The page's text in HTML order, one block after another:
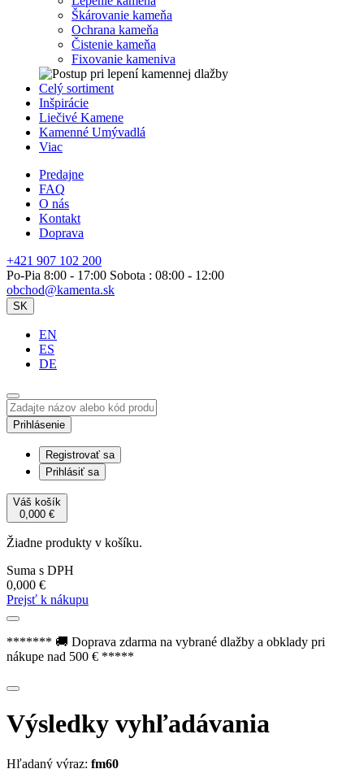
Škárovanie kameňa
Ochrana kameňa
Čistenie kameňa
Fixovanie kameniva
Celý sortiment
Inšpirácie
Liečivé Kamene
Kamenné Umývadlá
Viac
Predajne
FAQ
O nás
Kontakt
Doprava
+421 907 102 200
Po-Pia 8:00 - 17:00 Sobota : 08:00 - 12:00
obchod@kamenta.sk
SK
EN
ES
DE
Prihlásenie
Registrovať sa
Prihlásiť sa
Váš košík
0,000 €
Žiadne produkty v košíku.
Suma s DPH
0,000 €
Prejsť k nákupu
******* 🚚 Doprava zdarma na vybrané dlažby a obklady pri
nákupe nad 500 € *****
Výsledky vyhľadávania
Hľadaný výraz: fm60